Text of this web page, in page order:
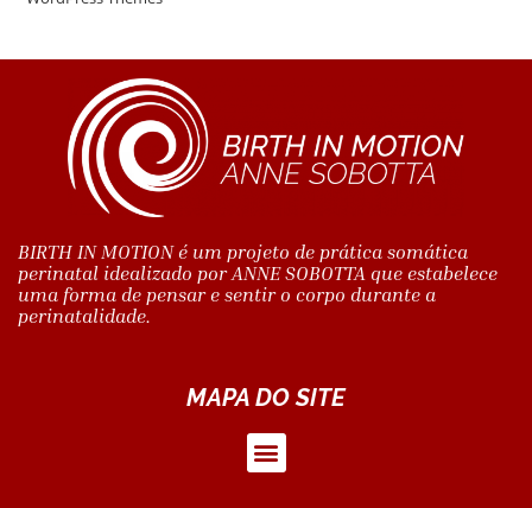
BIRTH IN MOTION é um projeto de prática somática
perinatal idealizado por ANNE SOBOTTA que estabelece
uma forma de pensar e sentir o corpo durante a
perinatalidade.
MAPA DO SITE